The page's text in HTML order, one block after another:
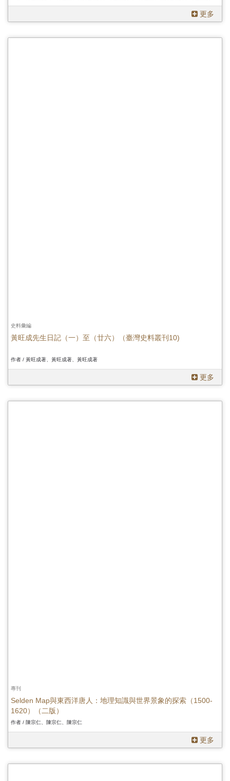
更多
史料彙編
黃旺成先生日記（一）至（廿六）（臺灣史料叢刊10)
作者 / 黃旺成著、黃旺成著、黃旺成著
更多
專刊
Selden Map與東西洋唐人：地理知識與世界景象的探索（1500-
1620）（二版）
作者 / 陳宗仁、陳宗仁、陳宗仁
更多